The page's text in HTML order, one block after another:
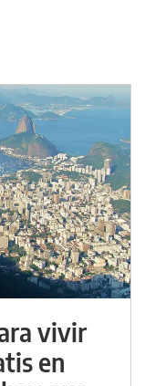
vivir
en